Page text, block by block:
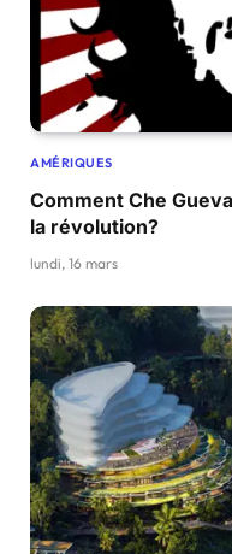
AMÉRIQUES
Comment Che
la révolution?
lundi, 16 mars